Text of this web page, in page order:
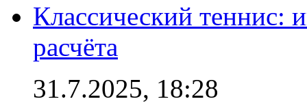
Классический теннис:
расчёта
31.7.2025, 18:28